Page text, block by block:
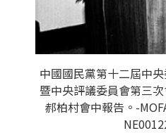
中國國民黨第十二屆中
暨中央評議委員會第三
郝柏村會中報告。-